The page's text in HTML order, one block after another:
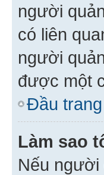
người
có liên
người
được một
Đầu trang
Làm sao
Nếu người